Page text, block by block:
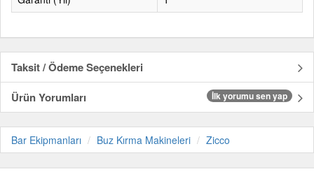
Taksit / Ödeme Seçenekleri
Ürün Yorumları
İlk yorumu sen yap
Bar Ekipmanları Buz Kırma Makineleri Zicco